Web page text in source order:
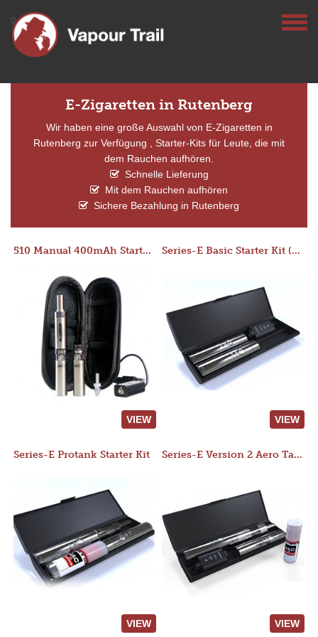
E-Zigaretten in Rutenberg
Wir haben eine große Auswahl von E-Zigaretten in
Rutenberg zur Verfügung , Starter-Kits für Leute, die mit
dem Rauchen aufhören.
Schnelle Lieferung
Mit dem Rauchen aufhören
Sichere Bezahlung in Rutenberg
510 Manual 400mAh Starter Kit
VIEW
Series-E Basic Starter Kit (No Tank)
VIEW
Series-E Protank Starter Kit
VIEW
Series-E Version 2 Aero Tank Starter Kit
VIEW